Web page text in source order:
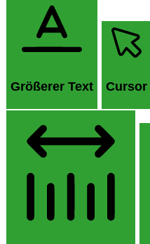
Größerer Text Cursor